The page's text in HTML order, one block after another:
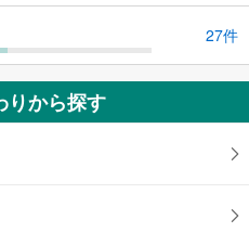
27件
りから探す